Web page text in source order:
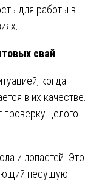
для работы в
свай
когда
в их качестве.
проверку целого
и лопастей. Это
несущую